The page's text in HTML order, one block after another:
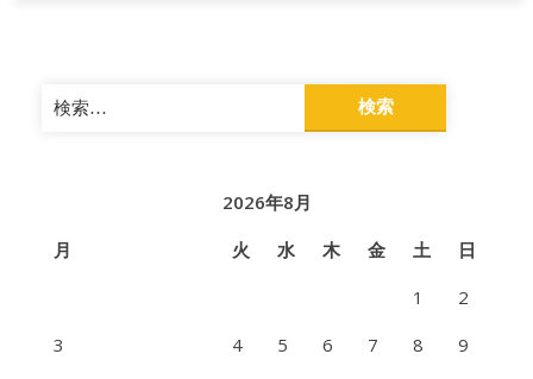
検
索:
2026年8月
月
火 水 木 金 土
日
1
2
3
4 5 6 7 8
9